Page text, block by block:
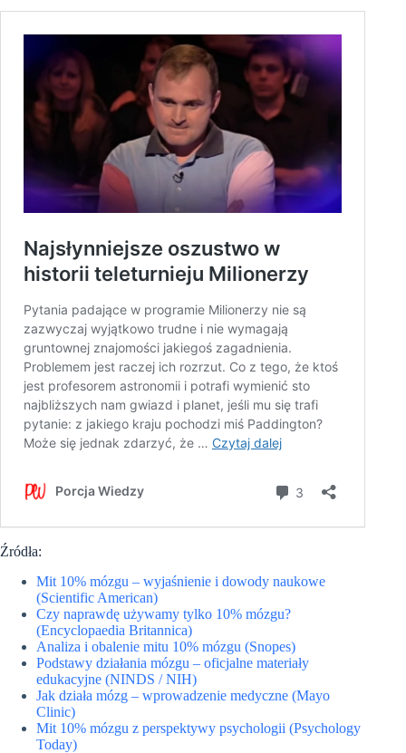
Źródła:
Mit 10% mózgu – wyjaśnienie i dowody naukowe
(Scientific American)
Czy naprawdę używamy tylko 10% mózgu?
(Encyclopaedia Britannica)
Analiza i obalenie mitu 10% mózgu (Snopes)
Podstawy działania mózgu – oficjalne materiały
edukacyjne (NINDS / NIH)
Jak działa mózg – wprowadzenie medyczne (Mayo
Clinic)
Mit 10% mózgu z perspektywy psychologii (Psychology
Today)